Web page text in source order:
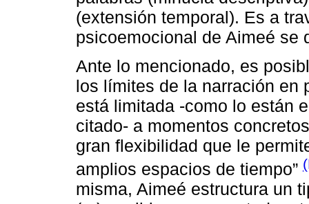
(extensión temporal). Es a
psicoemocional de Aimeé se
Ante lo mencionado, es
los límites de la narración en
está limitada -como lo están
citado- a momentos
gran flexibilidad que le
amplios espacios de tiempo”
misma, Aimeé estructura un